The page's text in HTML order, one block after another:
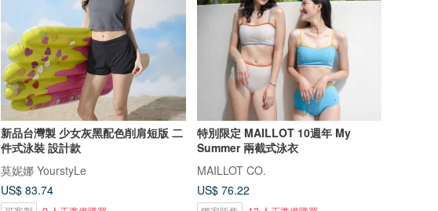
新品台灣製 少女灰黑配色削肩短版 二
件式泳裝 設計款
莫妮娜 YourstyLe
US$ 83.74
特別限定 MAILLOT 10週年 My
Summer 兩截式泳衣
MAILLOT CO.
US$ 76.22